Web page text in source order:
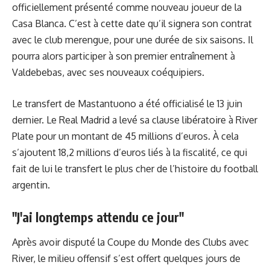
officiellement présenté comme nouveau joueur de la
Casa Blanca. C’est à cette date qu’il signera son contrat
avec le club merengue, pour une durée de six saisons. Il
pourra alors participer à son premier entraînement à
Valdebebas, avec ses nouveaux coéquipiers.
Le transfert de Mastantuono a été officialisé le 13 juin
dernier. Le Real Madrid a levé sa clause libératoire à River
Plate pour un montant de 45 millions d’euros. À cela
s’ajoutent 18,2 millions d’euros liés à la fiscalité, ce qui
fait de lui le transfert le plus cher de l’histoire du football
argentin.
"J'ai longtemps attendu ce jour"
Après avoir disputé la Coupe du Monde des Clubs avec
River, le milieu offensif s’est offert quelques jours de